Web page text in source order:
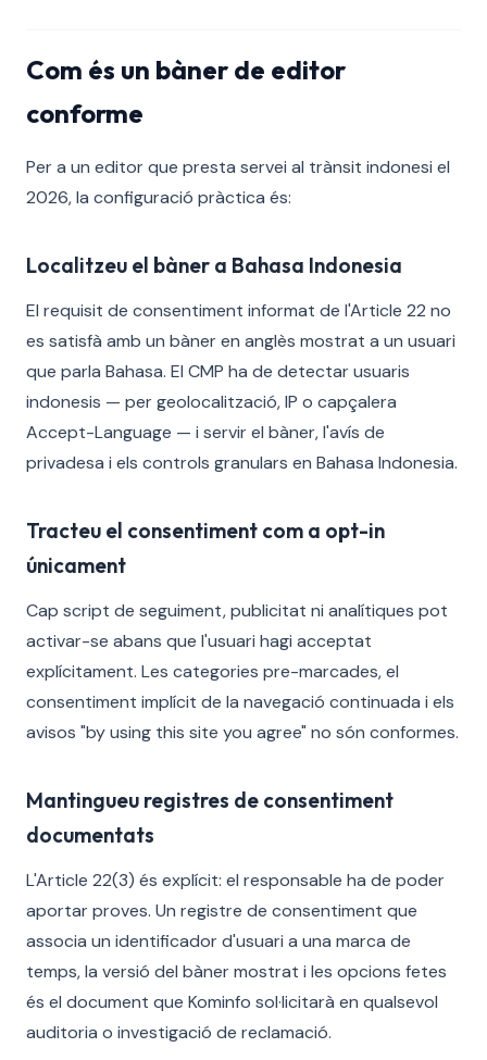
Com és un bàner de editor
conforme
Per a un editor que presta servei al trànsit indonesi el
2026, la configuració pràctica és:
Localitzeu el bàner a Bahasa Indonesia
El requisit de consentiment informat de l'Article 22 no
es satisfà amb un bàner en anglès mostrat a un usuari
que parla Bahasa. El CMP ha de detectar usuaris
indonesis — per geolocalització, IP o capçalera
Accept-Language — i servir el bàner, l'avís de
privadesa i els controls granulars en Bahasa Indonesia.
Tracteu el consentiment com a opt-in
únicament
Cap script de seguiment, publicitat ni analítiques pot
activar-se abans que l'usuari hagi acceptat
explícitament. Les categories pre-marcades, el
consentiment implícit de la navegació continuada i els
avisos "by using this site you agree" no són conformes.
Mantingueu registres de consentiment
documentats
L'Article 22(3) és explícit: el responsable ha de poder
aportar proves. Un registre de consentiment que
associa un identificador d'usuari a una marca de
temps, la versió del bàner mostrat i les opcions fetes
és el document que Kominfo sol·licitarà en qualsevol
auditoria o investigació de reclamació.